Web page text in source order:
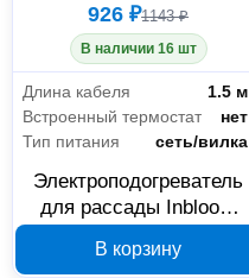
926 ₽1143 ₽
В наличии 16 шт
Длина кабеля
1.5 м
Встроенный термостат
нет
Тип питания
сеть/вилка
Электроподогреватель
для рассады Inbloom
В корзину